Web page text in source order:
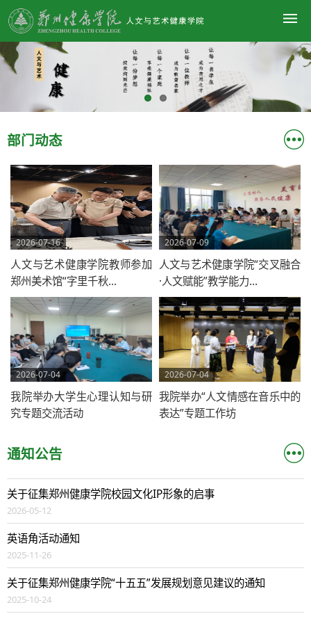
部门动态
2026-07-16
人文与艺术健康学院教师参加
郑州美术馆“字里千秋...
2026-07-09
人文与艺术健康学院“交叉融合
·人文赋能”教学能力...
2026-07-04
我院举办大学生心理认知与研
究专题交流活动
2026-07-04
我院举办“人文情感在音乐中的
表达”专题工作坊
通知公告
关于征集郑州健康学院校园文化IP形象的启事
2026-05-12
英语角活动通知
2025-11-26
关于征集郑州健康学院“十五五”发展规划意见建议的通知
2025-10-24